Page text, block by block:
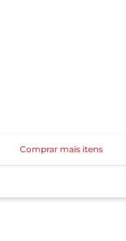
Comprar mais itens